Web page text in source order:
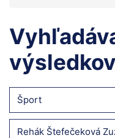
výsledkov
Šport
Rehák Štefečeková